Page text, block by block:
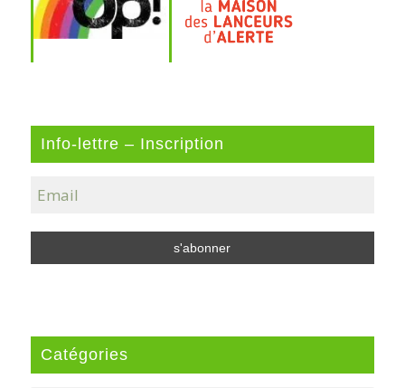
Info-lettre – Inscription
Catégories